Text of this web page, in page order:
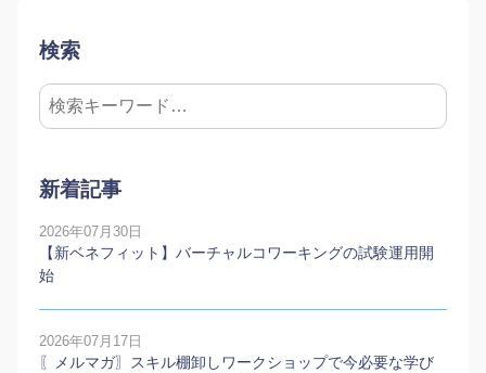
検索
新着記事
2026年07月30日
【新ベネフィット】バーチャルコワーキングの試験運用開
始
2026年07月17日
〖メルマガ〗スキル棚卸しワークショップで今必要な学び